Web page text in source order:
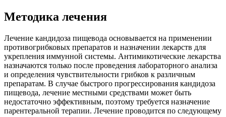
Методика лечения
Лечение кандидоза пищевода основывается на применении
противогрибковых препаратов и назначении лекарств для
укрепления иммунной системы. Антимикотические лекарства
назначаются только после проведения лабораторного анализа
и определения чувствительности грибков к различным
препаратам. В случае быстрого прогрессирования кандидоза
пищевода, лечение местными средствами может быть
недостаточно эффективным, поэтому требуется назначение
парентеральной терапии. Лечение проводится по следующему